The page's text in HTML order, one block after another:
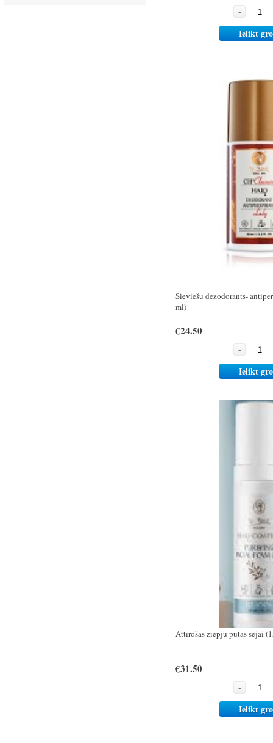
-
Ielikt
Sieviešu dezodorants-
ml)
€24.50
-
Ielikt
Attīrošās ziepju putas sejai
€31.50
-
Ielikt